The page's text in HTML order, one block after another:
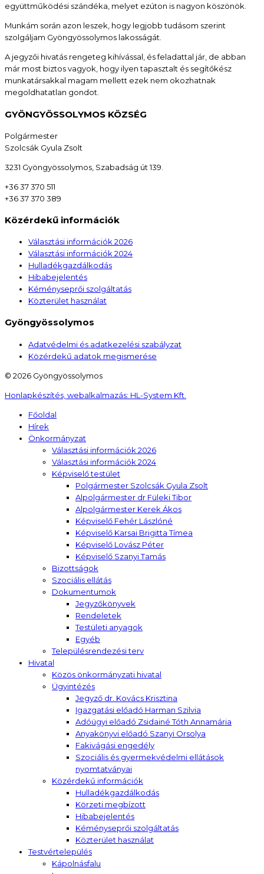
együttműködési szándéka, melyet ezúton is nagyon köszönök.
Munkám során azon leszek, hogy legjobb tudásom szerint
szolgáljam Gyöngyössolymos lakosságát.
A jegyzői hivatás rengeteg kihívással, és feladattal jár, de abban
már most biztos vagyok, hogy ilyen tapasztalt és segítőkész
munkatársakkal magam mellett ezek nem okozhatnak
megoldhatatlan gondot.
GYÖNGYÖSSOLYMOS KÖZSÉG
Polgármester
Szolcsák Gyula Zsolt
3231 Gyöngyössolymos, Szabadság út 139.
+36 37 370 511
+36 37 370 389
Közérdekű információk
Választási információk 2026
Választási információk 2024
Hulladékgazdálkodás
Hibabejelentés
Kéményseprői szolgáltatás
Közterület használat
Gyöngyössolymos
Adatvédelmi és adatkezelési szabályzat
Közérdekű adatok megismerése
© 2026 Gyöngyössolymos
Honlapkészítés, webalkalmazás: HL-System Kft.
Főoldal
Hírek
Önkormányzat
Választási információk 2026
Választási információk 2024
Képviselő testület
Polgármester Szolcsák Gyula Zsolt
Alpolgármester dr Füleki Tibor
Alpolgármester Kerek Ákos
Képviselő Fehér Lászlóné
Képviselő Karsai Brigitta Tímea
Képviselő Lovász Péter
Képviselő Szanyi Tamás
Bizottságok
Szociális ellátás
Dokumentumok
Jegyzőkönyvek
Rendeletek
Testületi anyagok
Egyéb
Településrendezési terv
Hivatal
Közös önkormányzati hivatal
Ügyintézés
Jegyző dr. Kovács Krisztina
Igazgatási előadó Harman Szilvia
Adóügyi előadó Zsidainé Tóth Annamária
Anyakönyvi előadó Szanyi Orsolya
Fakivágási engedély
Szociális és gyermekvédelmi ellátások
nyomtatványai
Közérdekű információk
Hulladékgazdálkodás
Körzeti megbízott
Hibabejelentés
Kéményseprői szolgáltatás
Közterület használat
Testvértelepülés
Kápolnásfalu